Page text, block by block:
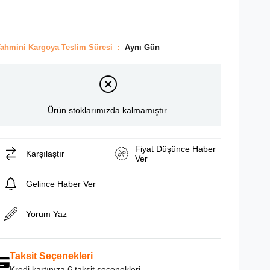
Kargoya Teslim Süresi : Aynı Gün
Ürün stoklarımızda kalmamıştır.
Karşılaştır
Fiyat Düşünce Haber
Ver
Gelince Haber Ver
Yorum Yaz
Taksit Seçenekleri